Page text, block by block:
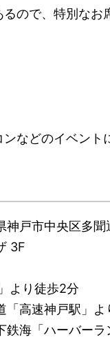
るので、特別なお
などのイベント
神戸市中央区多
3F
より徒歩2分
「高速神戸駅」よ
鉄海「ハーバーラ